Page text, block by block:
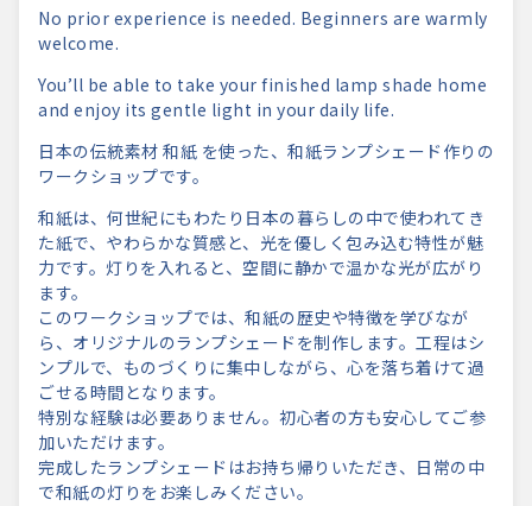
No prior experience is needed. Beginners are warmly
welcome.
You’ll be able to take your finished lamp shade home
and enjoy its gentle light in your daily life.
日本の伝統素材 和紙 を使った、和紙ランプシェード作りの
ワークショップです。
和紙は、何世紀にもわたり日本の暮らしの中で使われてき
た紙で、 やわらかな質感と、光を優しく包み込む特性が魅
力です。 灯りを入れると、空間に静かで温かな光が広がり
ます。
このワークショップでは、和紙の歴史や特徴を学びなが
ら、 オリジナルのランプシェードを制作します。工程はシ
ンプルで、 ものづくりに集中しながら、 心を落ち着けて過
ごせる時間となります。
特別な経験は必要ありません。 初心者の方も安心してご参
加いただけます。
完成したランプシェードはお持ち帰りいただき、 日常の中
で和紙の灯りをお楽しみください。